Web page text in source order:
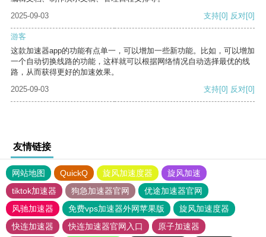
2025-09-03
支持[0] 反对[0]
游客
这款加速器app的功能有点单一，可以增加一些新功能。比如，可以增加
一个自动切换线路的功能，这样就可以根据网络情况自动选择最优的线
路，从而获得更好的加速效果。
2025-09-03
支持[0] 反对[0]
友情链接
网站地图 QuickQ 旋风加速度器
旋风加速
tiktok加速器
狗急加速器官网
优途加速器官网
风驰加速器
免费vps加速器外网苹果版
旋风加速度器
快连加速器
快连加速器官网入口 原子加速器